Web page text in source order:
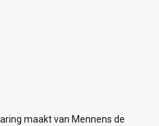
maakt van Mennens de